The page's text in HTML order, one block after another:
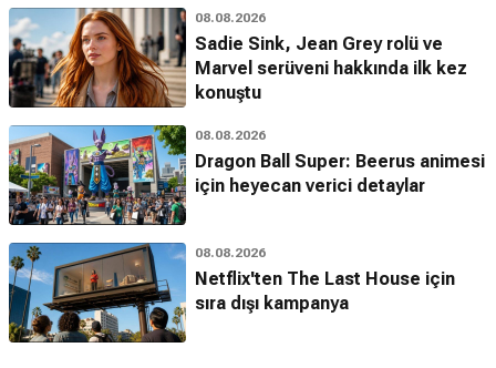
08.08.2026
Sadie Sink, Jean Grey rolü ve
Marvel serüveni hakkında ilk kez
konuştu
08.08.2026
Dragon Ball Super: Beerus animesi
için heyecan verici detaylar
08.08.2026
Netflix'ten The Last House için
sıra dışı kampanya